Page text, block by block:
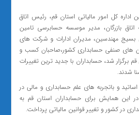
اداره کل امور مالیاتی استان قم، رئیس اتاق
اتاق بازرگان، مدیر موسسه حسابرسی تامین
بسیج مهندسین، مدیران ادارات و شرکت های
های صنفی حسابداری کشور،صاحبان کسب و
برگزار شد، حسابداران با جدید ترین تغییرات
شدند.
اساتید و باتجربه های علم حسابداری و مالی در
همایش برای حسابداران استان قم به
در کشور و تغییر قوانین مالیاتی پرداخت.